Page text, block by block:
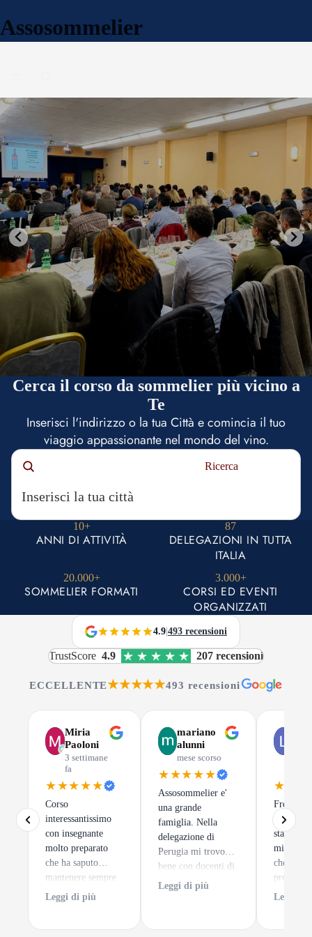
Assosommelier
Cerca il corso da sommelier più vicino a
Te
Inserisci l'indirizzo o la tua Città e comincia il tuo
viaggio appassionante nel mondo del vino.
Ricerca
10+
ANNI DI ATTIVITÀ
87
DELEGAZIONI IN TUTTA
ITALIA
20.000+
SOMMELIER FORMATI
3.000+
CORSI ED EVENTI
ORGANIZZATI
4.9 493 recensioni
TrustScore 4.9 207 recensioni
ECCELLENTE★★★★★493 recensioni
Miria
Paoloni
3 settimane
fa
★★★★★
Corso
interessantissimo
con insegnante
molto preparato
che ha saputo
mantenere sempre
alto l'interesse dei
Leggi di più
mariano
alunni
mese scorso
★★★★★
Assosommelier e'
una grande
famiglia. Nella
delegazione di
Perugia mi trovo
bene con docenti di
alto spessore ed un
Leggi di più
di
stata una
migliori
che
tratta
Leggi di